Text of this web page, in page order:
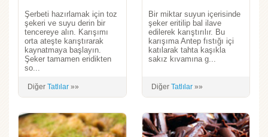
Şerbeti hazırlamak için toz
şekeri ve suyu derin bir
tencereye alın. Karışımı
orta ateşte karıştırarak
kaynatmaya başlayın.
Şeker tamamen eridikten
so...
Diğer Tatlılar »»
Bir miktar suyun içerisinde
şeker eritilip bal ilave
edilerek karıştırılır. Bu
karışıma Antep fıstığı içi
katılarak tahta kaşıkla
sakız kıvamına g...
Diğer Tatlılar»»